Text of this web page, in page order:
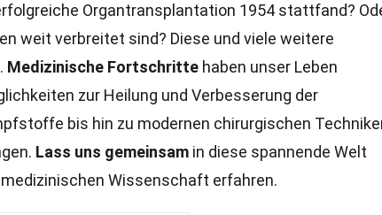
Organtransplantation 1954 stattfand?
weit verbreitet sind? Diese und viele weitere
Medizinische Fortschritte haben unser Leben
zur Heilung und Verbesserung der
bis hin zu modernen chirurgischen
Lass uns gemeinsam in diese spannende Welt
Wissenschaft erfahren.